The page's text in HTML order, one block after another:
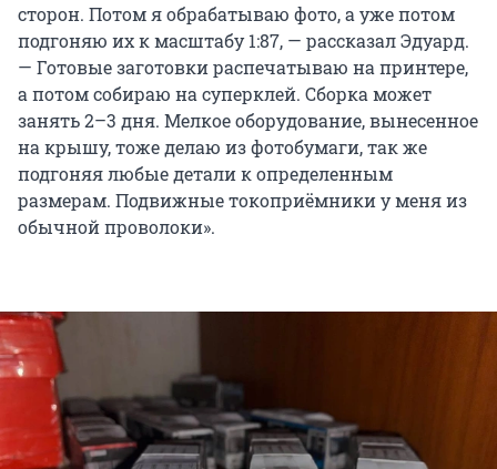
сторон. Потом я обрабатываю фото, а уже потом
подгоняю их к масштабу 1:87, — рассказал Эдуард.
— Готовые заготовки распечатываю на принтере,
а потом собираю на суперклей. Сборка может
занять 2–3 дня. Мелкое оборудование, вынесенное
на крышу, тоже делаю из фотобумаги, так же
подгоняя любые детали к определенным
размерам. Подвижные токоприёмники у меня из
обычной проволоки».